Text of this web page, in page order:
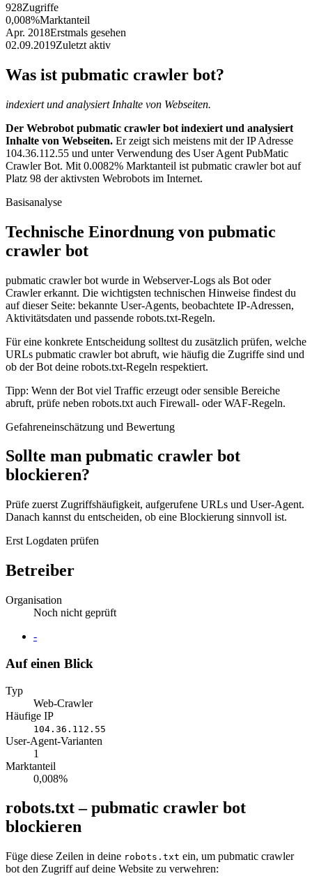
928Zugriffe
0,008%Marktanteil
Apr. 2018Erstmals gesehen
02.09.2019Zuletzt aktiv
Was ist pubmatic crawler bot?
indexiert und analysiert Inhalte von Webseiten.
Der Webrobot pubmatic crawler bot indexiert und analysiert
Inhalte von Webseiten. Er zeigt sich meistens mit der IP Adresse
104.36.112.55 und unter Verwendung des User Agent PubMatic
Crawler Bot. Mit 0.0082% Marktanteil ist pubmatic crawler bot auf
Platz 98 der aktivsten Webrobots im Internet.
Basisanalyse
Technische Einordnung von pubmatic
crawler bot
pubmatic crawler bot wurde in Webserver-Logs als Bot oder
Crawler erkannt. Die wichtigsten technischen Hinweise findest du
auf dieser Seite: bekannte User-Agents, beobachtete IP-Adressen,
Aktivitätsdaten und passende robots.txt-Regeln.
Für eine konkrete Entscheidung solltest du zusätzlich prüfen, welche
URLs pubmatic crawler bot abruft, wie häufig die Zugriffe sind und
ob der Bot deine robots.txt-Regeln respektiert.
Tipp: Wenn der Bot viel Traffic erzeugt oder sensible Bereiche
abruft, prüfe neben robots.txt auch Firewall- oder WAF-Regeln.
Gefahreneinschätzung und Bewertung
Sollte man pubmatic crawler bot
blockieren?
Prüfe zuerst Zugriffshäufigkeit, aufgerufene URLs und User-Agent.
Danach kannst du entscheiden, ob eine Blockierung sinnvoll ist.
Erst Logdaten prüfen
Betreiber
Organisation
Noch nicht geprüft
Website
-
Auf einen Blick
Typ
Web-Crawler
Häufige IP
104.36.112.55
User-Agent-Varianten
1
Marktanteil
0,008%
robots.txt – pubmatic crawler bot
blockieren
Füge diese Zeilen in deine robots.txt ein, um pubmatic crawler
bot den Zugriff auf deine Website zu verwehren: